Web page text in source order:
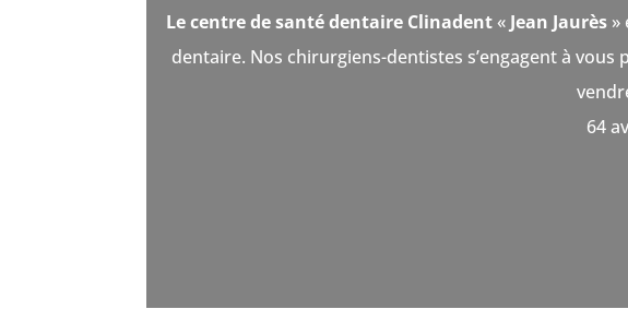
Le centre de santé dentaire Clinadent« Jean Jaurès »
dentaire. Nos chirurgiens-dentistes s’engagent à
64